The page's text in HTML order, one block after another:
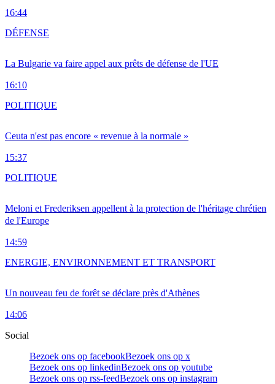
16:44
La Bulgarie va faire appel aux prêts de défense de l'UE
16:10
DÉFENSE
Ceuta n'est pas encore « revenue à la normale »
15:37
POLITIQUE
Meloni et Frederiksen appellent à la protection de l'héritage chrétien
de l'Europe
14:59
POLITIQUE
Un nouveau feu de forêt se déclare près d'Athènes
14:06
ENERGIE, ENVIRONNEMENT ET TRANSPORT
Social
Bezoek ons op facebookBezoek ons op x
Bezoek ons op linkedinBezoek ons op youtube
Bezoek ons op rss-feedBezoek ons op instagram